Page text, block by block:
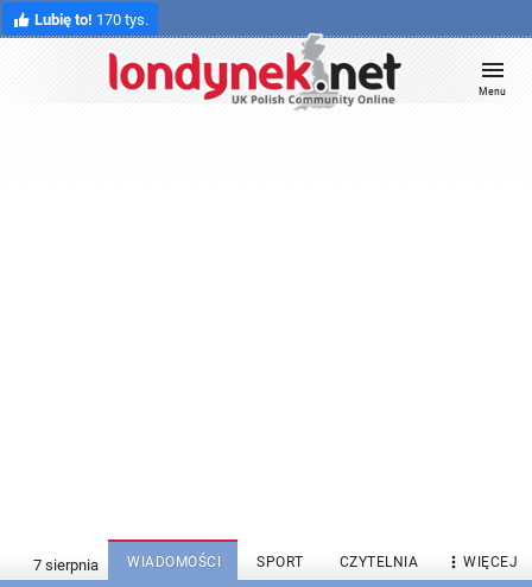
Lubię to! 170 tys.
Menu
WIADOMOŚCI SPORT CZYTELNIA  WIĘCEJ